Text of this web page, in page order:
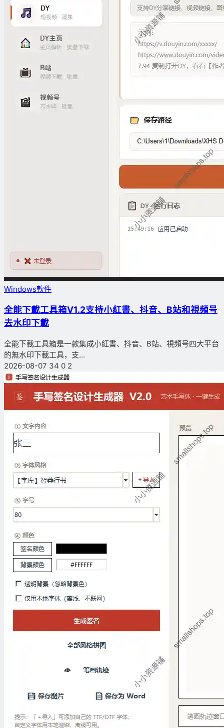
Windows軟件
全能下載工具箱V1.2支持小紅書、抖音、B站和視頻号
去水印下載
全能下載工具箱是一款集成小紅書、抖音、B站、視頻号四大平台
的無水印下載工具，支...
2026-08-07 34 0 2